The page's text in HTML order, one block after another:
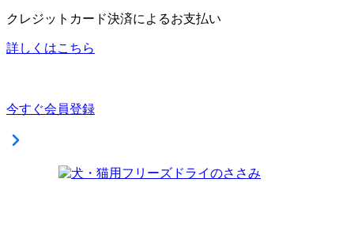
クレジットカード決済によるお支払い
詳しくはこちら
今すぐ会員登録